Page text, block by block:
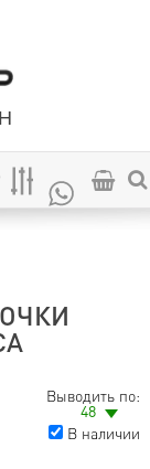
Выводить по:
48
В наличии